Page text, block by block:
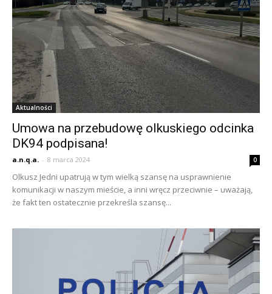
Aktualności
Umowa na przebudowę olkuskiego odcinka
DK94 podpisana!
a.n.q.a. - 8 marca 2024 0
Olkusz Jedni upatrują w tym wielką szansę na usprawnienie
komunikacji w naszym mieście, a inni wręcz przeciwnie – uważają,
że fakt ten ostatecznie przekreśla szansę...